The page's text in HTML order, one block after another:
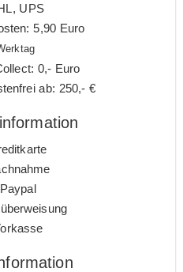
UPS
5,90 Euro
0,- Euro
ab: 250,- €
Paypal